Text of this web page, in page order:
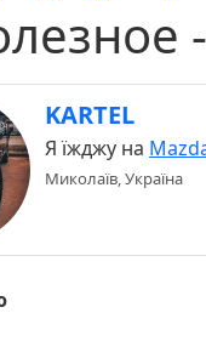
KARTEL
Я їжджу на
Миколаїв, Україна